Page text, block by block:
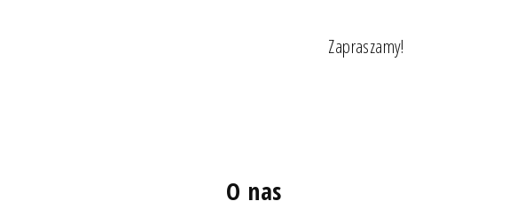
Zapraszamy!
O nas